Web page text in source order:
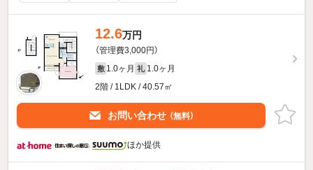
12.6万円
（管理費3,000円）
敷 1.0ヶ月 礼 1.0ヶ月
2階 / 1LDK / 40.57㎡
お問い合わせ （無料）
ほか提供